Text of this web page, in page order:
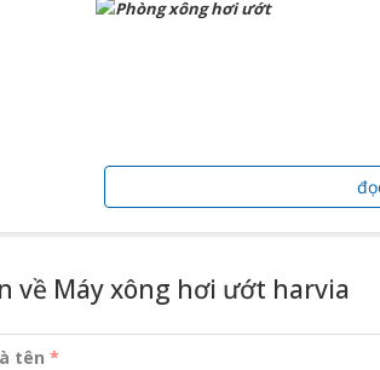
về Máy xông hơi ướt harvia
tên *